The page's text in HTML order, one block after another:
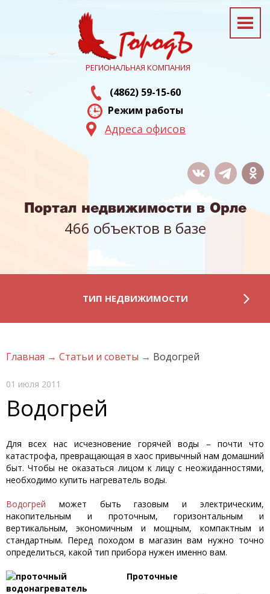
РЕГИОНАЛЬНАЯ КОМПАНИЯ
(4862) 59-15-60
Режим работы
Адреса офисов
Портал недвижимости в Орле
466 объектов в базе
ТИП НЕДВИЖИМОСТИ
Главная → Статьи и советы → Водогрей
01 июля 2011
Водогрей
Для всех нас исчезновение горячей воды – почти что
катастрофа, превращающая в хаос привычный нам домашний
быт. Чтобы не оказаться лицом к лицу с неожиданностями,
необходимо купить нагреватель воды.
Водогрей может быть газовым и электрическим,
накопительным и проточным, горизонтальным и
вертикальным, экономичным и мощным, компактным и
стандартным. Перед походом в магазин вам нужно точно
определиться, какой тип прибора нужен именно вам.
Проточные